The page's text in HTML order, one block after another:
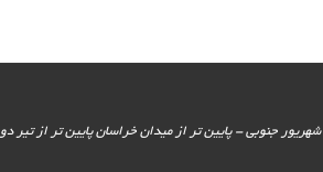
آدرس نمایشگاه : ایران - تهران - خیابان 17 شهریور جنوبی - پایین تر از میدان خراسان پایین تر از تیر دو